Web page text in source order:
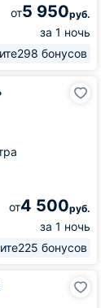
от5 950руб.
за 1 ночь
298 бонусов
от4 500руб.
за 1 ночь
225 бонусов